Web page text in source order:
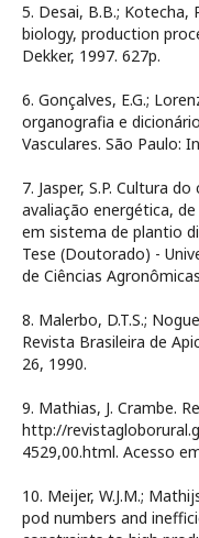
5. Desai, B.B.; Kotecha,
biology, production
Dekker, 1997. 627p.
6. Gonçalves, E.G.;
organografia e
Vasculares. São Paulo:
7. Jasper, S.P. Cultura
avaliação energética,
em sistema de plantio
Tese (Doutorado) -
de Ciências
8. Malerbo, D.T.S.;
Revista Brasileira de
26, 1990.
9. Mathias, J. Crambe.
http://
4529,00.html. Acesso
10. Meijer, W.J.M.;
pod numbers and